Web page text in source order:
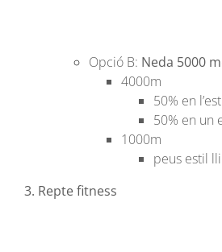
Opció B: Neda 5000
4000m
50% en
50% en un
1000m
peus estil
3. Repte fitness